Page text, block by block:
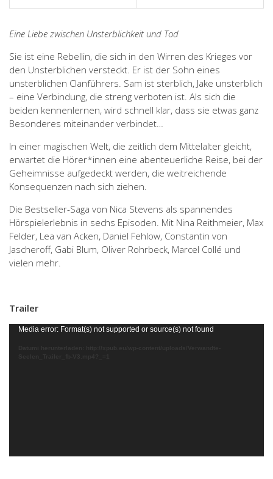
Eine Liebe zwischen Unsterblichkeit und Tod
Sie ist eine Rebellin, die sich in den Wirren des Krieges vor
den Unsterblichen versteckt. Er ist der Sohn eines
unsterblichen Clanführers. Sam ist sterblich, Jake unsterblich
– eine Verbindung, die streng verboten ist. Als sich die
beiden kennenlernen, wird schnell klar, dass sie etwas ganz
Besonderes miteinander verbindet…
In einer magischen Welt, die zeitlich dem Mittelalter gleicht,
erwartet die Hörer*innen eine abenteuerliche Reise, bei der
Geheimnisse aufgedeckt werden, die weitreichende
Konsequenzen nach sich ziehen.
Die Bestseller-Saga von Nica Stevens als spannendes
Hörspielerlebnis in sechs Episoden. Mit Nina Reithmeier, Max
Felder, Lea van Acken, Daniel Fehlow, Constantin von
Jascheroff, Gabi Blum, Oliver Rohrbeck, Marcel Collé und
vielen mehr.
Trailer
Video-
Media error: Format(s) not supported or source(s) not found